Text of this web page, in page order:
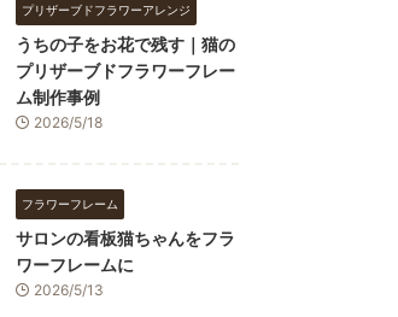
プリザーブドフラワーアレンジ
うちの子をお花で残す｜猫の
プリザーブドフラワーフレー
ム制作事例
2026/5/18
フラワーフレーム
サロンの看板猫ちゃんをフラ
ワーフレームに
2026/5/13